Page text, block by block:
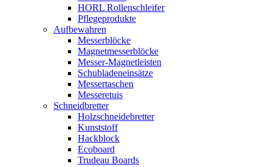
HORL Rollenschleifer
Pflegeprodukte
Aufbewahren
Messerblöcke
Magnetmesserblöcke
Messer-Magnetleisten
Schubladeneinsätze
Messertaschen
Messeretuis
Schneidbretter
Holzschneidebretter
Kunststoff
Hackblock
Ecoboard
Trudeau Boards